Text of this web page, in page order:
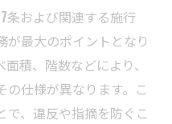
条および関連する施行
が最大のポイントとなり
積、階数などにより、
仕様が異なります。こ
で、違反や指摘を防ぐこ